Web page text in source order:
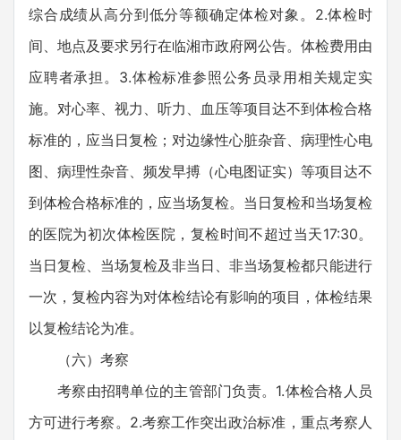
综合成绩从高分到低分等额确定体检对象。2.体检时
间、地点及要求另行在临湘市政府网公告。体检费用由
应聘者承担。3.体检标准参照公务员录用相关规定实
施。对心率、视力、听力、血压等项目达不到体检合格
标准的，应当日复检；对边缘性心脏杂音、病理性心电
图、病理性杂音、频发早搏（心电图证实）等项目达不
到体检合格标准的，应当场复检。当日复检和当场复检
的医院为初次体检医院，复检时间不超过当天17:30。
当日复检、当场复检及非当日、非当场复检都只能进行
一次，复检内容为对体检结论有影响的项目，体检结果
以复检结论为准。
（六）考察
考察由招聘单位的主管部门负责。1.体检合格人员
方可进行考察。2.考察工作突出政治标准，重点考察人